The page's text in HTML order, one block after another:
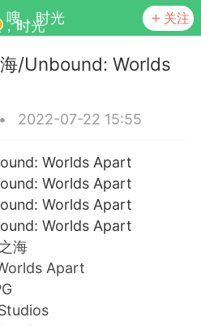
嗖，时光 关注
/Unbound: Worlds
• 2022-07-22 15:55
海
Apart